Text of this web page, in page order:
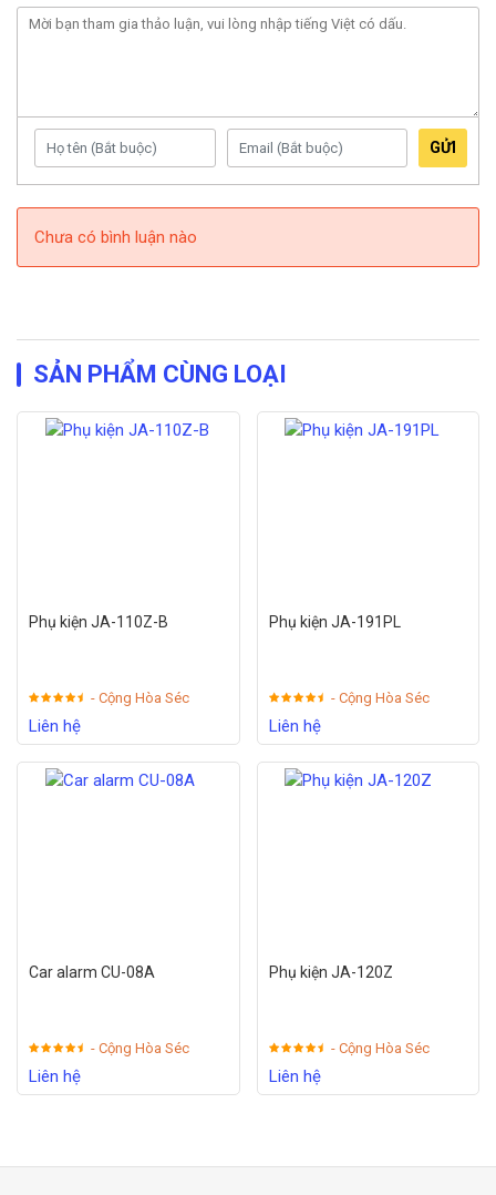
GỬI
Chưa có bình luận nào
SẢN PHẨM CÙNG LOẠI
Phụ kiện JA-110Z-B
- Cộng Hòa Séc
Liên hệ
Phụ kiện JA-191PL
- Cộng Hòa Séc
Liên hệ
Car alarm CU-08A
- Cộng Hòa Séc
Liên hệ
Phụ kiện JA-120Z
- Cộng Hòa Séc
Liên hệ